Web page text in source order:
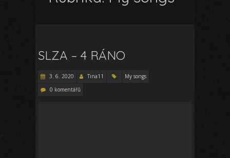
SLZA – 4 RÁNO
3. 6. 2020 Tina11
My songs
0 komentářů